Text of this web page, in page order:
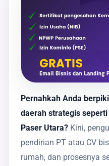
Pernahkah Anda
daerah strategis
Paser Utara? Kini,
pendirian PT atau CV
rumah, dan prosesnya